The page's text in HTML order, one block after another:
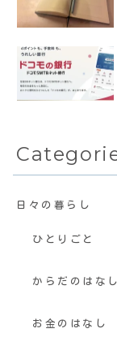
日々の暮らし
ひとりごと
からだのはなし
お金のはなし